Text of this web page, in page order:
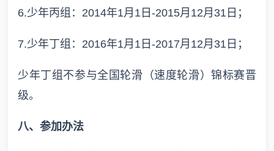
6.少年丙组：2014年1月1日-2015月12月31日；
7.少年丁组：2016年1月1日-2017月12月31日；
少年丁组不参与全国轮滑（速度轮滑）锦标赛晋
级。
八、参加办法